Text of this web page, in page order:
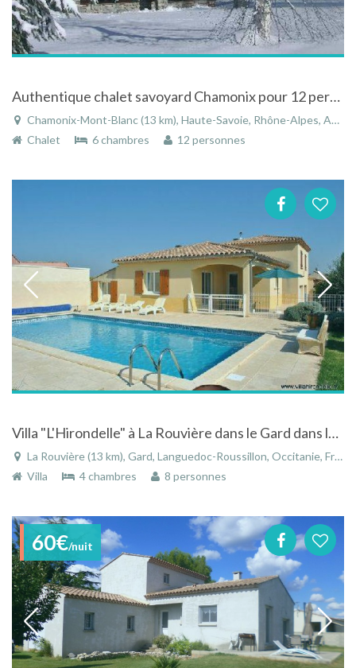
Authentique chalet savoyard Chamonix pour 12 pers. cl 4 * 2019, vue panoramique Mt Blanc, près pistes, bus
Chamonix-Mont-Blanc (13 km), Haute-Savoie, Rhône-Alpes, Auvergne-Rhône-Alpes, France
Chalet
6 chambres 12 personnes
Villa "L'Hirondelle" à La Rouvière dans le Gard dans le Languedoc-Roussillon avec piscine
La Rouvière (13 km), Gard, Languedoc-Roussillon, Occitanie, France
Villa
4 chambres 8 personnes
60€/nuit